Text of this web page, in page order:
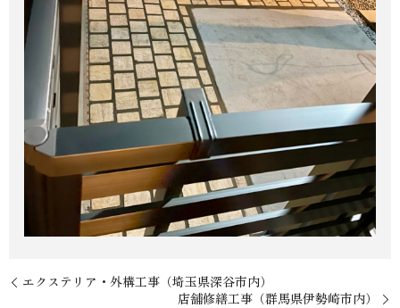
エクステリア・外構工事（埼玉県深谷市内）
店舗修繕工事（群馬県伊勢崎市内）